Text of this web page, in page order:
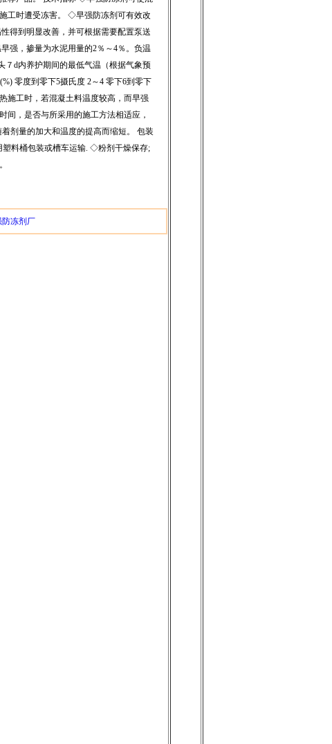
工时遭受冻害。 ◇早强防冻剂可有效改
得到明显改善，并可根据需要配置泵送
强，掺量为水泥用量的2％～4％。负温
d内养护期间的最低气温（根据气象预
零度到零下5摄氏度 2～4 零下6到零下
施工时，若混凝土料温度较高，而早强
间，是否与所采用的施工方法相适应，
剂量的加大和温度的提高而缩短。 包装
料桶包装或槽车运输. ◇粉剂干燥保存;
冻剂厂